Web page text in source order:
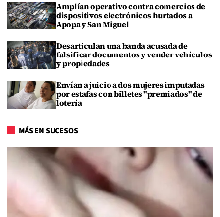
Amplían operativo contra comercios de
dispositivos electrónicos hurtados a
Apopa y San Miguel
Desarticulan una banda acusada de
falsificar documentos y vender vehículos
y propiedades
Envían a juicio a dos mujeres imputadas
por estafas con billetes "premiados" de
lotería
MÁS EN SUCESOS